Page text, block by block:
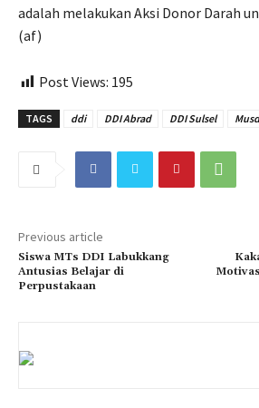
adalah melakukan Aksi Donor Darah
(af)
Post Views: 195
TAGS ddi DDI Abrad DDI Sulsel
Previous article
Siswa MTs DDI Labukkang
Antusias Belajar di
Perpustakaan